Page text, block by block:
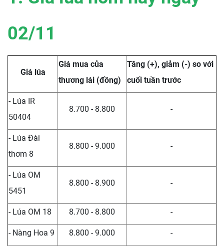
02/11
Giá lúa
Giá mua của
thương lái (đồng)
Tăng (+), giảm (-) so với
cuối tuần trước
- Lúa IR
50404
8.700 - 8.800 -
- Lúa Đài
thơm 8
8.800 - 9.000 -
- Lúa OM
5451
8.800 - 8.900 -
- Lúa OM 18 8.700 - 8.800 -
- Nàng Hoa 9 8.800 - 9.000 -